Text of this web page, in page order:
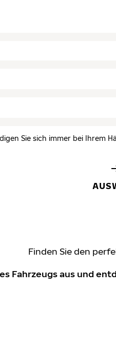
Sie sich immer bei Ihrem
Finden Sie den
Fahrzeugs aus und